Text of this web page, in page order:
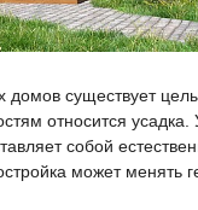
домов существует
относится усадка.
собой
может менять